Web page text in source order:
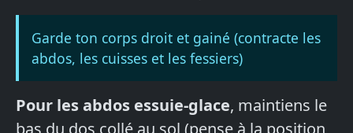
Garde ton corps droit et gainé (contracte les
abdos, les cuisses et les fessiers)
Pour les abdos essuie-glace, maintiens le